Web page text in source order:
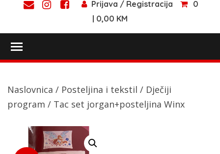
Prijava / Registracija
0
| 0,00 KM
Naslovnica / Posteljina i tekstil / Dječiji
program / Tac set jorgan+posteljina Winx